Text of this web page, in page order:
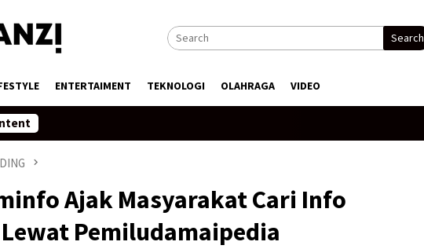
Search
ENTERTAIMENT TEKNOLOGI OLAHRAGA VIDEO
Ajak Masyarakat Cari Info
Pemiludamaipedia